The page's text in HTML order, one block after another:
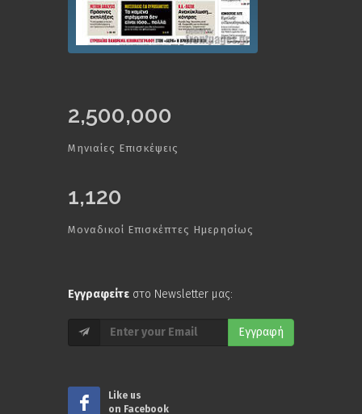
2,500,000
Μηνιαίες Επισκέψεις
1,120
Μοναδικοί Επισκέπτες Ημερησίως
Εγγραφείτε στο Newsletter μας:
Εγγραφή
Like us
on Facebook